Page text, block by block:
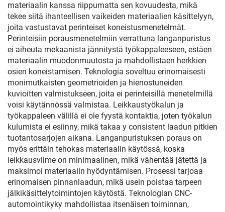
materiaalin kanssa riippumatta sen kovuudesta, mikä
tekee siitä ihanteellisen vaikeiden materiaalien käsittelyyn,
joita vastustavat perinteiset koneistusmenetelmät.
Perinteisiin porausmenetelmiin verrattuna langanpuristus
ei aiheuta mekaanista jännitystä työkappaleeseen, estäen
materiaalin muodonmuutosta ja mahdollistaen herkkien
osien koneistamisen. Teknologia soveltuu erinomaisesti
monimutkaisten geometrioiden ja hienostuneiden
kuvioitten valmistukseen, joita ei perinteisillä menetelmillä
voisi käytännössä valmistaa. Leikkaustyökalun ja
työkappaleen välillä ei ole fyystä kontaktia, joten työkalun
kulumista ei esiinny, mikä takaa y consistent laadun pitkien
tuotantosarjojen aikana. Langanpuristuksen poraus on
myös erittäin tehokas materiaalin käytössä, koska
leikkausviime on minimaalinen, mikä vähentää jätettä ja
maksimoi materiaalin hyödyntämisen. Prosessi tarjoaa
erinomaisen pinnanlaadun, mikä usein poistaa tarpeen
jälkikäsittelytoimintojen käytöstä. Teknologian CNC-
automointikyky mahdollistaa itsenäisen toiminnan,